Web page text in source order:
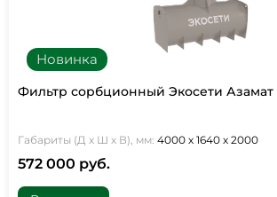
Новинка
Фильтр сорбционный Экосети Азамат
Габариты (Д х Ш х В), мм: 4000 х 1640 х 2000
572 000 руб.